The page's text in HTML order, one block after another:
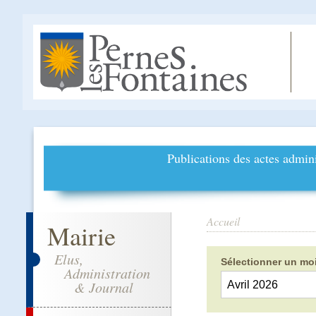
Publications des actes
Mairie
Elus,
Administration
& Journal
Accueil
Sélectionner un